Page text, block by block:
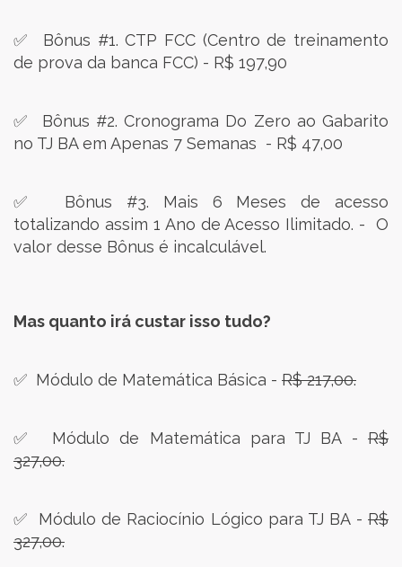
✅ Bônus #1. CTP FCC (Centro de treinamento
de prova da banca FCC) - R$ 197,90
✅ Bônus #2. Cronograma Do Zero ao Gabarito
no TJ BA em Apenas 7 Semanas - R$ 47,00
✅ Bônus #3. Mais 6 Meses de acesso
totalizando assim 1 Ano de Acesso Ilimitado. - O
valor desse Bônus é incalculável.
Mas quanto irá custar isso tudo?
✅ Módulo de Matemática Básica - R$ 217,00.
✅ Módulo de Matemática para TJ BA - R$
327,00.
✅ Módulo de Raciocínio Lógico para TJ BA - R$
327,00.